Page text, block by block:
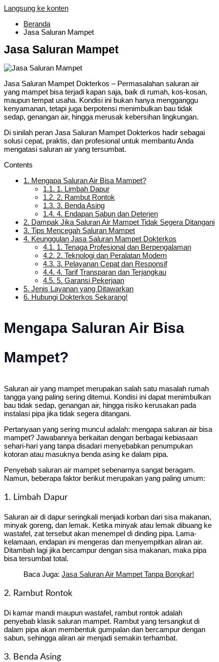
Langsung ke konten
Beranda
Jasa Saluran Mampet
Jasa Saluran Mampet
Jasa Saluran Mampet Dokterkos – Permasalahan saluran air
yang mampet bisa terjadi kapan saja, baik di rumah, kos-kosan,
maupun tempat usaha. Kondisi ini bukan hanya mengganggu
kenyamanan, tetapi juga berpotensi menimbulkan bau tidak
sedap, genangan air, hingga merusak kebersihan lingkungan.
Di sinilah peran Jasa Saluran Mampet Dokterkos hadir sebagai
solusi cepat, praktis, dan profesional untuk membantu Anda
mengatasi saluran air yang tersumbat.
Contents
1. Mengapa Saluran Air Bisa Mampet?
1.1. 1. Limbah Dapur
1.2. 2. Rambut Rontok
1.3. 3. Benda Asing
1.4. 4. Endapan Sabun dan Deterjen
2. Dampak Jika Saluran Air Mampet Tidak Segera Ditangani
3. Tips Mencegah Saluran Mampet
4. Keunggulan Jasa Saluran Mampet Dokterkos
4.1. 1. Tenaga Profesional dan Berpengalaman
4.2. 2. Teknologi dan Peralatan Modern
4.3. 3. Pelayanan Cepat dan Responsif
4.4. 4. Tarif Transparan dan Terjangkau
4.5. 5. Garansi Pekerjaan
5. Jenis Layanan yang Ditawarkan
6. Hubungi Dokterkos Sekarang!
Mengapa Saluran Air Bisa
Mampet?
Saluran air yang mampet merupakan salah satu masalah rumah
tangga yang paling sering ditemui. Kondisi ini dapat menimbulkan
bau tidak sedap, genangan air, hingga risiko kerusakan pada
instalasi pipa jika tidak segera ditangani.
Pertanyaan yang sering muncul adalah: mengapa saluran air bisa
mampet? Jawabannya berkaitan dengan berbagai kebiasaan
sehari-hari yang tanpa disadari menyebabkan penumpukan
kotoran atau masuknya benda asing ke dalam pipa.
Penyebab saluran air mampet sebenarnya sangat beragam.
Namun, beberapa faktor berikut merupakan yang paling umum:
1. Limbah Dapur
Saluran air di dapur seringkali menjadi korban dari sisa makanan,
minyak goreng, dan lemak. Ketika minyak atau lemak dibuang ke
wastafel, zat tersebut akan menempel di dinding pipa. Lama-
kelamaan, endapan ini mengeras dan menyempitkan aliran air.
Ditambah lagi jika bercampur dengan sisa makanan, maka pipa
bisa tersumbat total.
Baca Juga: Jasa Saluran Air Mampet Tanpa Bongkar!
2. Rambut Rontok
Di kamar mandi maupun wastafel, rambut rontok adalah
penyebab klasik saluran mampet. Rambut yang tersangkut di
dalam pipa akan membentuk gumpalan dan bercampur dengan
sabun, sehingga aliran air menjadi semakin terhambat.
3. Benda Asing